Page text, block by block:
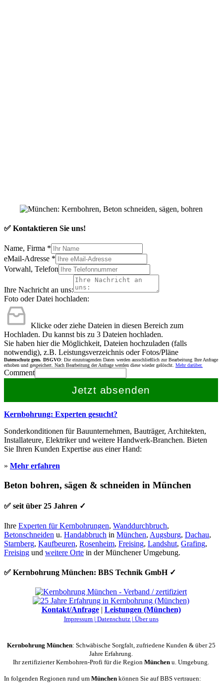
✅ Kontaktieren Sie uns!
Name, Firma *
eMail-Adresse *
Vorwahl, Telefon
Ihre Nachricht an uns:
Foto oder Datei hochladen:
Klicke oder ziehe Dateien in diesen Bereich zum
Hochladen. Du kannst bis zu 3 Dateien hochladen.
Sie haben hier die Möglichkeit, Dateien hochzuladen (falls
notwendig), z.B. Leistungsverzeichnis oder Fotos/Pläne
Datenschutz gem. DSGVO: Die einzutragenden Daten werden ausschließlich zur Bearbeitung Ihre Anfrage
erhoben und gespeichert. Nach Bearbeitung der Anfrage werden diese wieder gelöscht. Mehr darüber.
Comment
Jetzt absenden
Kernbohrung: Experten gesucht?
Sonderkonditionen für Bauunternehmen, Bauträger, Architekten,
Installateure, Elektriker und weitere Handwerk-Branchen. Bieten
Sie Ihren Kunden Expertise aus einer Hand:
» Mehr erfahren
Beton bohren, sägen & schneiden in München
✅ seit über 25 Jahren ✓
Ihre Experten für Kernbohrungen, Wanddurchbruch,
Betonschneiden u. Handabbruch in München, Augsburg, Dachau,
Starnberg, Kaufbeuren, Rosenheim, Freising, Landshut, Grafing,
Freising und weitere Orte in der Münchener Umgebung.
✅ Kernbohrung München: BBS Technik GmbH ✓
Kontakt/Anfrage| Leistungen (München)
Impressum | Datenschutz | Über uns
Kernbohrung München: Schwäbische Sorgfalt, zufriedene Kunden & über 25
Jahre Erfahrung.
Ihr zertifizierter Kernbohren-Profi für die Region München u. Umgebung.
In folgenden Regionen rund um München können Sie auf BBS vertrauen: